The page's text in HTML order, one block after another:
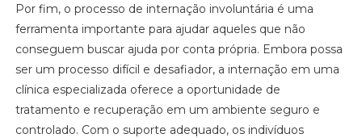
Por fim, o processo de internação involuntária é uma
ferramenta importante para ajudar aqueles que não
conseguem buscar ajuda por conta própria. Embora possa
ser um processo difícil e desafiador, a internação em uma
clínica especializada oferece a oportunidade de
tratamento e recuperação em um ambiente seguro e
controlado. Com o suporte adequado, os indivíduos